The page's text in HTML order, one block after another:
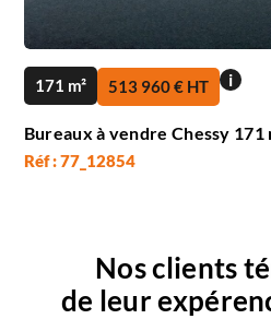
171 m² 513 960 € HT i
Bureaux à vendre Chessy 171
Réf : 77_12854
Nos clients
de leur